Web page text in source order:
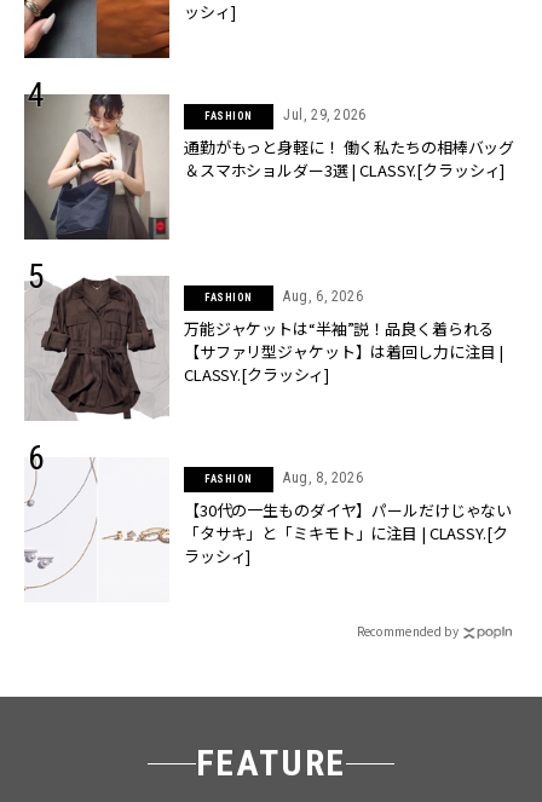
ッシィ]
FASHION Jul, 29, 2026
通勤がもっと身軽に！ 働く私たちの相棒バッグ
＆スマホショルダー3選 | CLASSY.[クラッシィ]
FASHION Aug, 6, 2026
万能ジャケットは“半袖”説！品良く着られる
【サファリ型ジャケット】は着回し力に注目 |
CLASSY.[クラッシィ]
FASHION Aug, 8, 2026
【30代の一生ものダイヤ】パールだけじゃない
「タサキ」と「ミキモト」に注目 | CLASSY.[ク
ラッシィ]
Recommended by
FEATURE